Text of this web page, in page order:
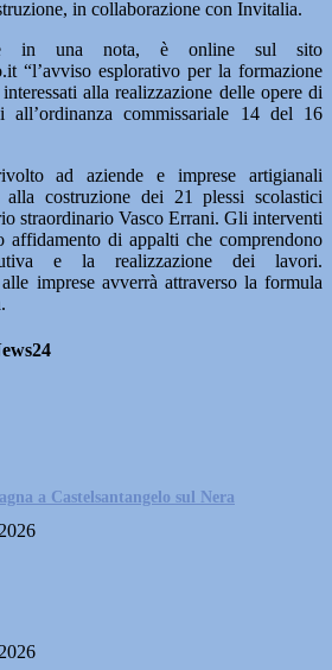
in collaborazione con Invitalia.
in una nota, è online sul sito
“l’avviso esplorativo per la formazione
alla realizzazione delle opere di
commissariale 14 del 16
ad aziende e imprese artigianali
alla costruzione dei 21 plessi scolastici
straordinario Vasco Errani. Gli interventi
affidamento di appalti che comprendono
e la realizzazione dei lavori.
imprese avverrà attraverso la formula
a Castelsantangelo sul Nera